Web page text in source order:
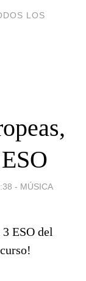
LOS
- MÚSICA
ESO del